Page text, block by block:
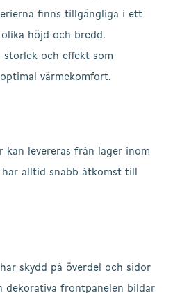
finns tillgängliga i ett
höjd och bredd.
storlek och effekt som
värmekomfort.
kan levereras från lager inom
alltid snabb åtkomst till
skydd på överdel och sidor
dekorativa frontpanelen bildar